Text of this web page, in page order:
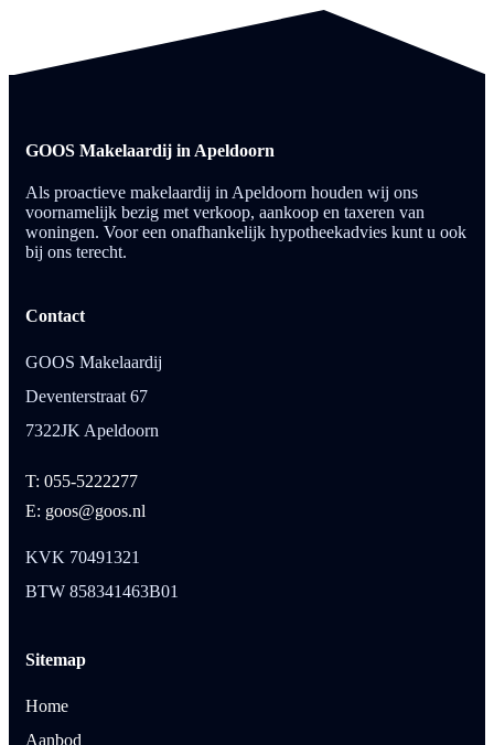
GOOS Makelaardij in Apeldoorn
Als proactieve makelaardij in Apeldoorn houden wij ons
voornamelijk bezig met verkoop, aankoop en taxeren van
woningen. Voor een onafhankelijk hypotheekadvies kunt u ook
bij ons terecht.
Contact
GOOS Makelaardij
Deventerstraat 67
7322JK Apeldoorn
T: 055-5222277
E: goos@goos.nl
KVK 70491321
BTW 858341463B01
Sitemap
Home
Aanbod